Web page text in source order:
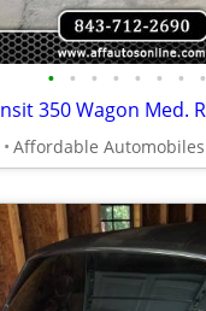
• • • • • • • •
Affordable Automobiles